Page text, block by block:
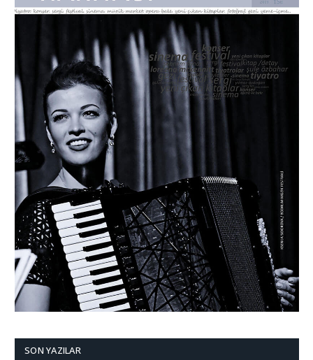
SON YAZILAR